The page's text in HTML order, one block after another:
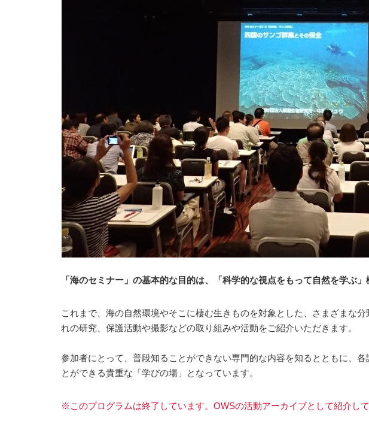
「海のセミナー」の基本的な目的は、「科学的な視点をもって自然を学ぶ」
これまで、海の自然環境やそこに棲む生きものを対象とした、さまざまな
れの研究、保護活動や撮影などの取り組みや活動をご紹介いただきます。
参加者にとって、普段知ることができない専門的な内容を知るとともに、
とができる貴重な「学びの場」となっています。
※このプログラムは終了しています。OWSの活動アーカイブとして紹介して